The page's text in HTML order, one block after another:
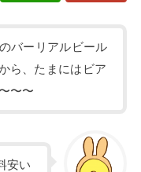
バーリアルビール
ら、たまにはビア
〜〜
安い